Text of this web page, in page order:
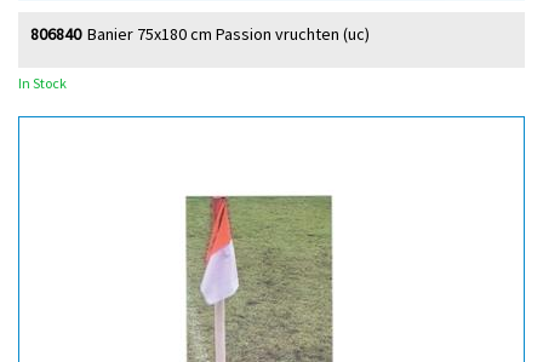
Banier 75x180 cm Passion vruchten (uc)
806840
In Stock